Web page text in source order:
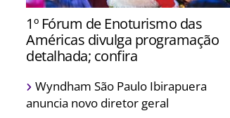
Epic Universe receberá a celebração
pela primeira vez e prepara decorações
especiais para a ocasião
1º Fórum de Enoturismo das
Américas divulga programação
detalhada; confira
Evento acontece na próxima semana,
em São Paulo, e terá palestras e
degustação de vinhos e queijos
Wyndham São Paulo Ibirapuera
anuncia novo diretor geral